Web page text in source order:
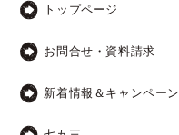
トップページ
お問合せ・資料請求
新着情報＆キャンペーン